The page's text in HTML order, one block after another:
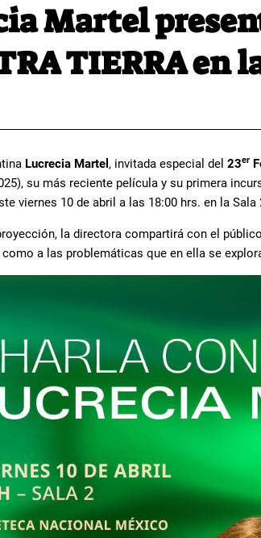
Martel
TIERRA en
Lucrecia Martel , invitada especial del 23er
su más reciente película y su primera
viernes 10 de abril a las 18:00 hrs. en la Sala
la directora compartirá con el
a las problemáticas que en ella se